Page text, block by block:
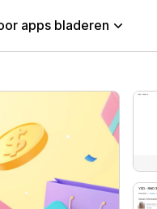
apps bladeren